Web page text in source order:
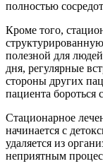
полностью
Кроме того,
полезной для
дня, регулярные
стороны других
пациента бороться
Стационарное
начинается с
удаляется из
неприятным